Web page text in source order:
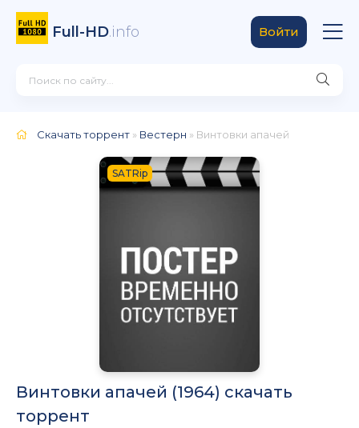
Full-HD.info Войти
Скачать торрент » Вестерн » Винтовки апачей
SATRip
Винтовки апачей (1964) скачать
торрент